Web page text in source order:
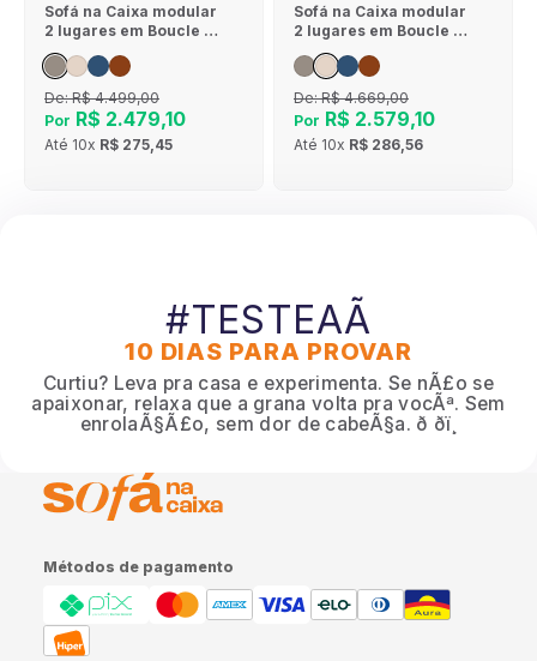
Sofá na Caixa modular
2 lugares em Boucle -
Sem braço - Cinza
De:R$ 4.499,00
Por R$ 2.479,10
Até 10x R$ 275,45
Sofá na Caixa modular
2 lugares em Boucle - 1
De:R$ 4.669,00
Por R$ 2.579,10
Até 10x R$ 286,56
#TESTEAÃ
10 DIAS PARA PROVAR
Curtiu? Leva pra casa e experimenta. Se nÃ£o se
apaixonar, relaxa que a grana volta pra vocÃª. Sem
enrolaÃ§Ã£o, sem dor de cabeÃ§a. ð ðï¸
Métodos de pagamento